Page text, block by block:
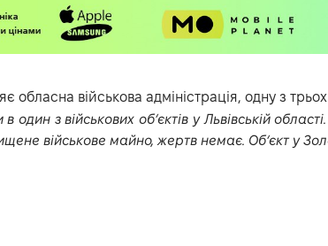
обласна військова адміністрація, одну з
один з військових об‘єктів у Львівській
військове майно, жертв немає. Об‘єкт у